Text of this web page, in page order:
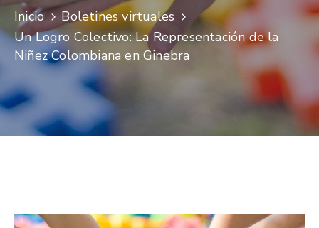
Inicio
Boletines virtuales
Un Logro Colectivo: La Representación de la
Niñez Colombiana en Ginebra